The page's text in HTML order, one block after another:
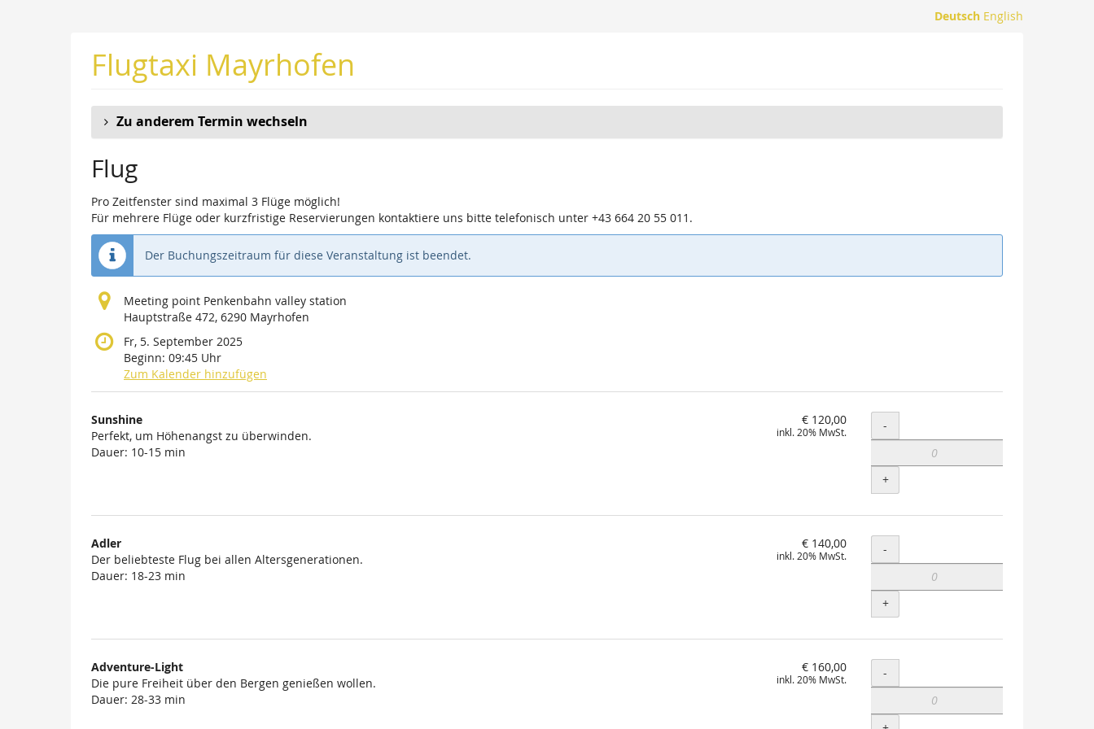
Deutsch English
Flugtaxi Mayrhofen
Zu anderem Termin wechseln
Flug
Pro Zeitfenster sind maximal 3 Flüge möglich!
Für mehrere Flüge oder kurzfristige Reservierungen kontaktiere uns bitte telefonisch unter +43 664 20 55 011.
Der Buchungszeitraum für diese Veranstaltung ist beendet.
Meeting point Penkenbahn valley station
Hauptstraße 472, 6290 Mayrhofen
Fr, 5. September 2025
Beginn: 09:45 Uhr
Zum Kalender hinzufügen
Produkte
Unkategorisierte
Produkte
Sunshine
Perfekt, um Höhenangst zu überwinden.
Dauer: 10-15 min
€ 120,00
inkl. 20% MwSt. Menge
-
+
Adler
Der beliebteste Flug bei allen Altersgenerationen.
Dauer: 18-23 min
€ 140,00
inkl. 20% MwSt. Menge
-
+
Adventure-Light
Die pure Freiheit über den Bergen genießen wollen.
Dauer: 28-33 min
€ 160,00
inkl. 20% MwSt. Menge
-